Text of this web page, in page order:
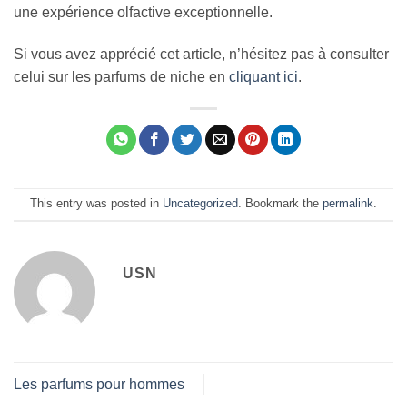
une expérience olfactive exceptionnelle.
Si vous avez apprécié cet article, n’hésitez pas à consulter
celui sur les parfums de niche en cliquant ici.
This entry was posted in Uncategorized. Bookmark the permalink.
USN
Les parfums pour hommes